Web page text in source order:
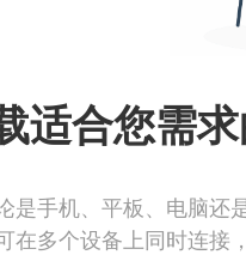
适合您需
手机、平板、电脑还
在多个设备上同时连接